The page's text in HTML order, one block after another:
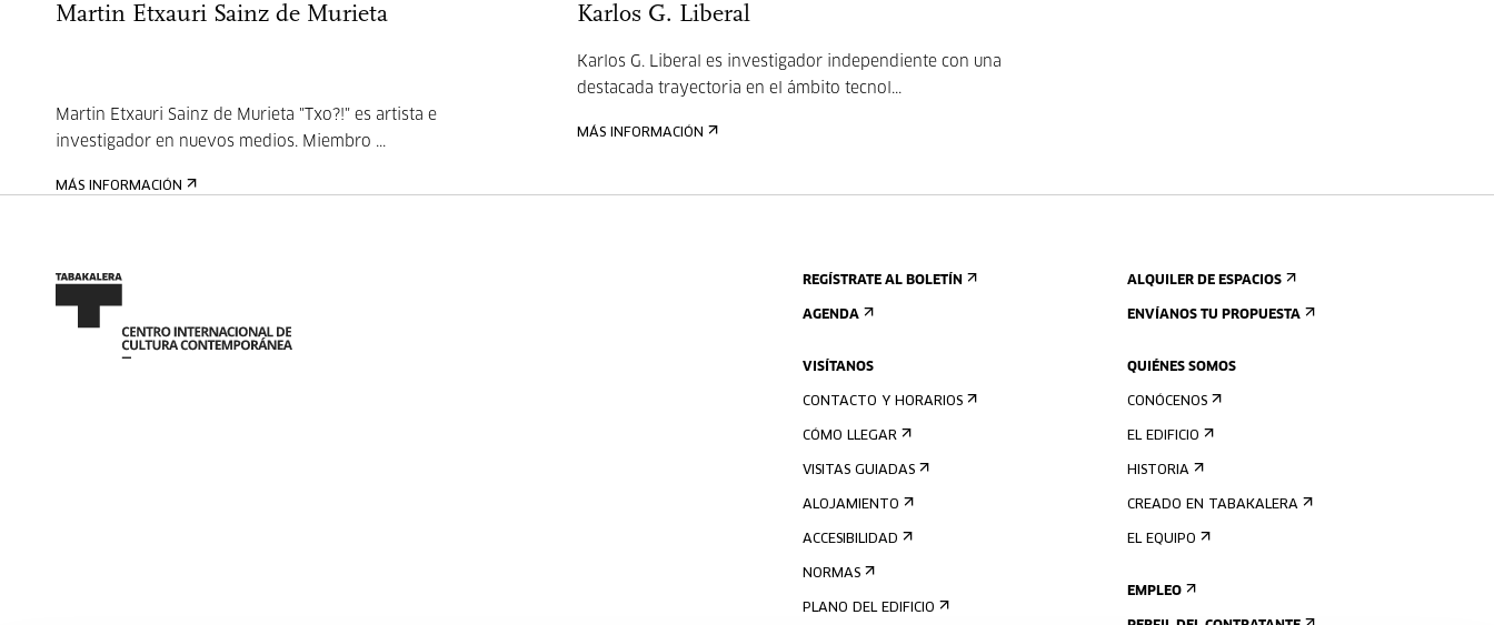
Martin Etxauri Sainz de Murieta
Martin Etxauri Sainz de Murieta "Txo?!" es artista e
investigador en nuevos medios. Miembro ...
MÁS INFORMACIÓN
Karlos G. Liberal
Karlos G. Liberal es investigador independiente con una
destacada trayectoria en el ámbito tecnol...
MÁS INFORMACIÓN
REGÍSTRATE AL BOLETÍN
AGENDA
VISÍTANOS
CONTACTO Y HORARIOS
CÓMO LLEGAR
VISITAS GUIADAS
ALOJAMIENTO
ACCESIBILIDAD
NORMAS
PLANO DEL EDIFICIO
ALQUILER DE ESPACIOS
ENVÍANOS TU PROPUESTA
QUIÉNES SOMOS
CONÓCENOS
EL EDIFICIO
HISTORIA
CREADO EN TABAKALERA
EL EQUIPO
EMPLEO